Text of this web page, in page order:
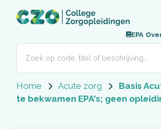
EPA
Home Acute zorg
Basis
te bekwamen EPA's; geen